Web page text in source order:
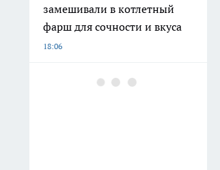
замешивали в котлетный
фарш для сочности и вкуса
18:06
Добавляю молоко в воду для